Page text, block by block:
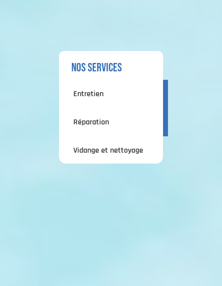
nos services
Entretien
Réparation
Vidange et nettoyage